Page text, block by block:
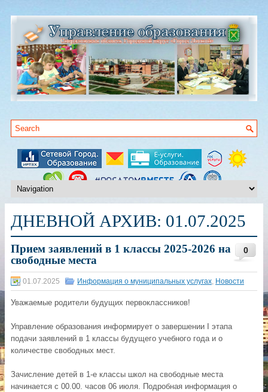
ДНЕВНОЙ АРХИВ: 01.07.2025
0
Прием заявлений в 1 классы 2025-2026 на
свободные места
01.07.2025 Информация о муниципальных услугах, Новости
Уважаемые родители будущих первоклассников!
Управление образования информирует о завершении I этапа
подачи заявлений в 1 классы будущего учебного года и о
количестве свободных мест.
Зачисление детей в 1-е классы школ на свободные места
начинается с 00.00. часов 06 июля. Подробная информация о